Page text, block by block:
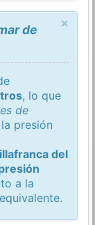
×
de
, lo que
de
presión
del
a la